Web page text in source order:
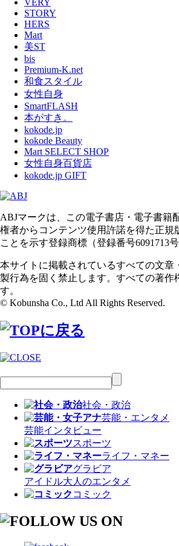
STORY
HERS
Mart
美ST
bis
Premium-K.net
和食スタイル
女性自身
SmartFLASH
本がすき。
kokode.jp
kokode Beauty
Mart SELECT SHOP
女性自身百貨店
kokode.jp GIFT
ABJマークは、この電子書店・電子書籍
権者からコンテンツ使用許諾を得た正規
ことを示す登録商標（登録番号6091713号
本サイトに掲載されているすべての文章
製行為を固く禁止します。すべての著作
す。
© Kobunsha Co., Ltd All Rights Reserved.
社会・政治
芸能・エンタメ
芸能インタビュー
スポーツ
ライフ・マネー
グラビア
アイドル大人のエンタメ
コミック